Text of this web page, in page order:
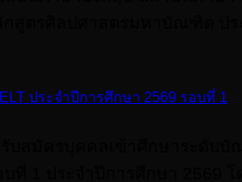
ตรศิลปศาสตรมหาบัณฑิต ปร
ประจําปีการศึกษา 2569 รอบที่ 1